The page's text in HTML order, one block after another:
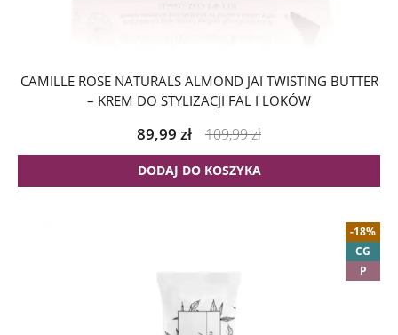
CAMILLE ROSE NATURALS ALMOND JAI TWISTING BUTTER
– KREM DO STYLIZACJI FAL I LOKÓW
89,99 zł 109,99zł
DODAJ DO KOSZYKA
-18%
CG
P